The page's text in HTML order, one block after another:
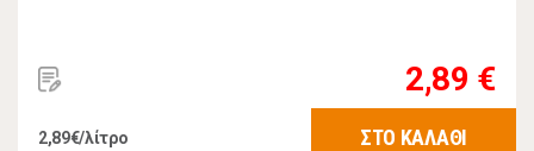
2,89 €
2,89€/λίτρο ΣΤΟ ΚΑΛΑΘΙ